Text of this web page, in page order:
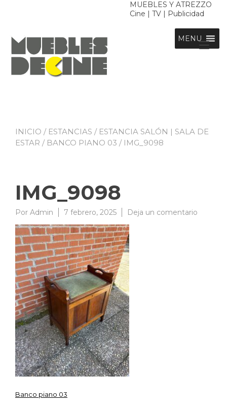
MUEBLES Y ATREZZO
Cine | TV | Publicidad
MENU
INICIO / ESTANCIAS / ESTANCIA SALÓN | SALA DE
ESTAR / BANCO PIANO 03 / IMG_9098
IMG_9098
Por Admin 7 febrero, 2025 Deja un comentario
Navegación
Banco piano 03